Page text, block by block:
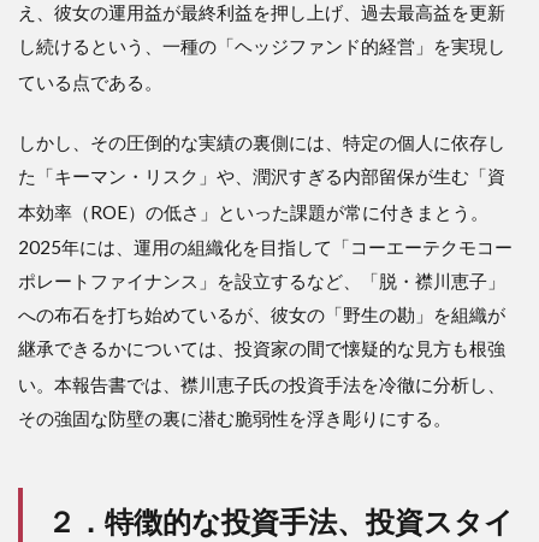
2.2
２．
２．
ポー
ォリ
柔軟
性と
２．
３．
情報
ネッ
トワ
ーク
とガ
異性
え、彼女の運用益が最終利益を押し上げ、過去最高益を更新
し続けるという、一種の「ヘッジファンド的経営」を実現し
ている点である 。
しかし、その圧倒的な実績の裏側には、特定の個人に依存し
た「キーマン・リスク」や、潤沢すぎる内部留保が生む「資
本効率（ROE）の低さ」といった課題が常に付きまとう 。
2025年には、運用の組織化を目指して「コーエーテクモコー
ポレートファイナンス」を設立するなど、「脱・襟川恵子」
への布石を打ち始めているが、彼女の「野生の勘」を組織が
継承できるかについては、投資家の間で懐疑的な見方も根強
い。本報告書では、襟川恵子氏の投資手法を冷徹に分析し、
その強固な防壁の裏に潜む脆弱性を浮き彫りにする。
２．特徴的な投資手法、投資スタイ